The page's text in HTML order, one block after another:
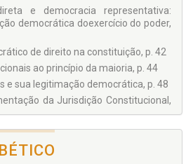
e democracia representativa:
democrática doexercício do poder,
de direito na constituição, p. 42
ao princípio da maioria, p. 44
e sua legitimação democrática, p. 48
da Jurisdição Constitucional,
à jurisdição constitucional, p. 51
do controle judicial da
leis, p. 52